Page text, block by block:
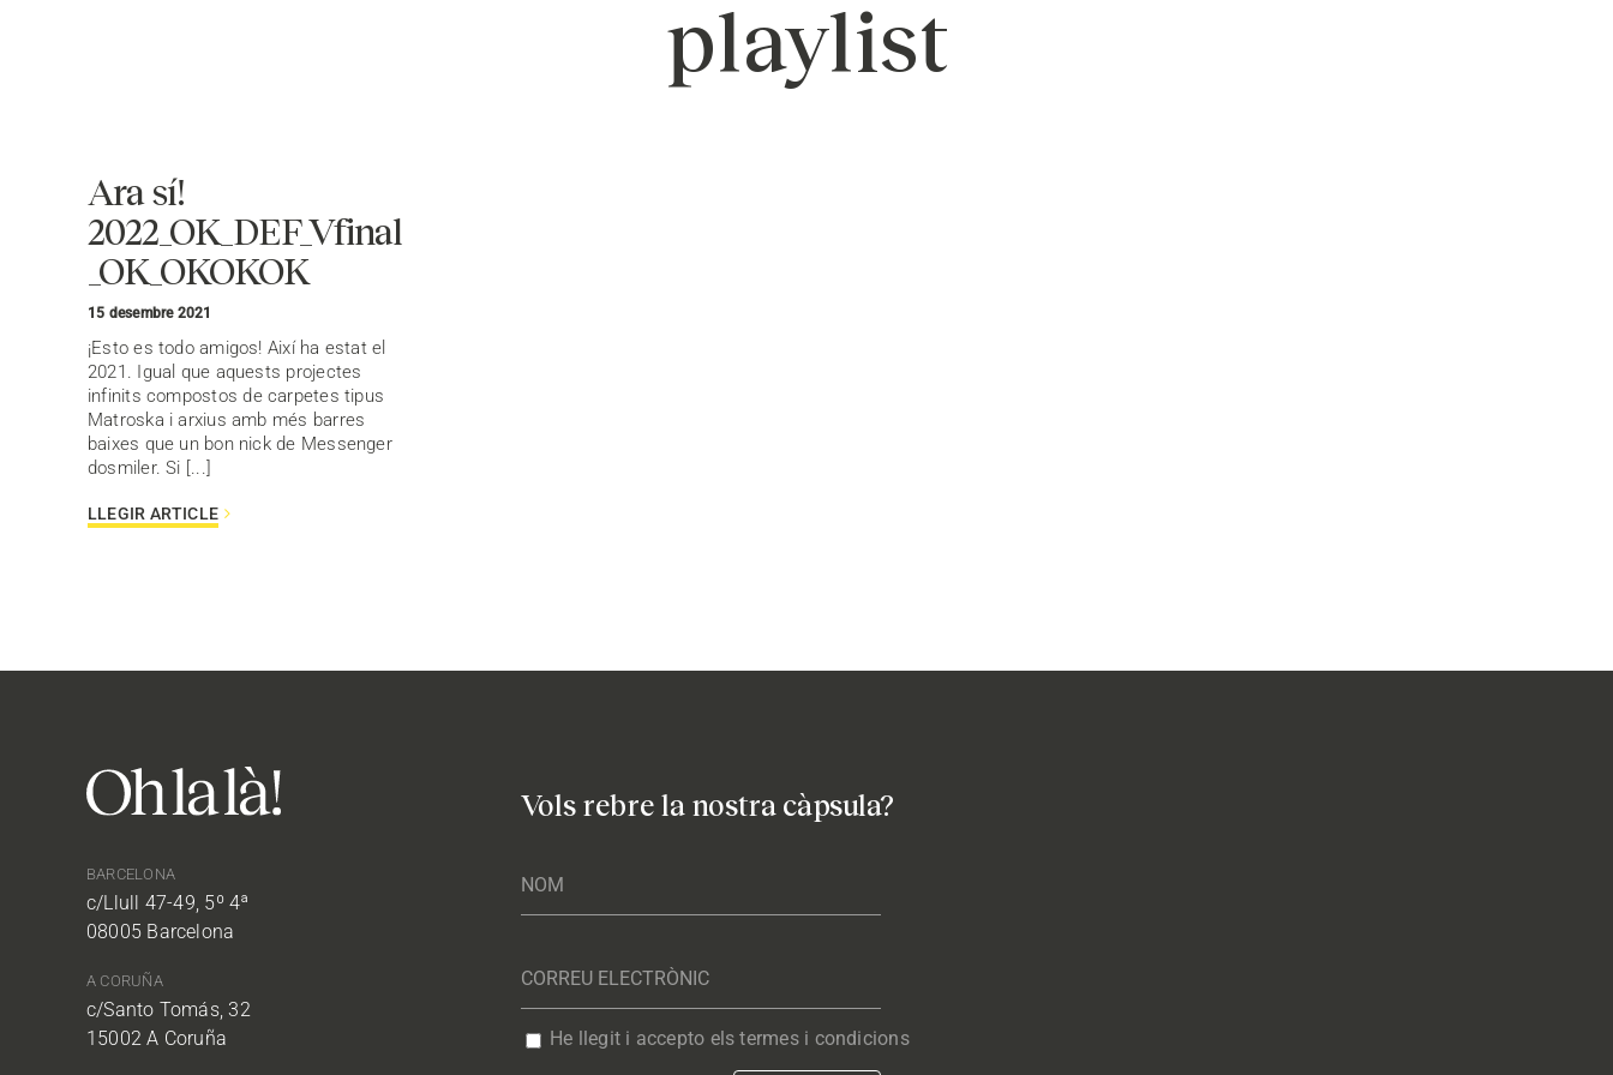
playlist
Ara sí!
2022_OK_DEF_Vfinal
_OK_OKOKOK
15 desembre 2021
¡Esto es todo amigos! Així ha estat el
2021. Igual que aquests projectes
infinits compostos de carpetes tipus
Matroska i arxius amb més barres
baixes que un bon nick de Messenger
dosmiler. Si [...]
LLEGIR ARTICLE
BARCELONA
c/Llull 47-49, 5º 4ª
08005 Barcelona
A CORUÑA
c/Santo Tomás, 32
15002 A Coruña
Vols rebre la nostra càpsula?
He llegit i accepto els termes i condicions